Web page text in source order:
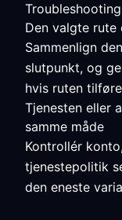
Troubleshooting
Den valgte rute
Sammenlign
slutpunkt, og
hvis ruten
Tjenesten eller
samme måde
Kontrollér
tjenestepolitik
den eneste